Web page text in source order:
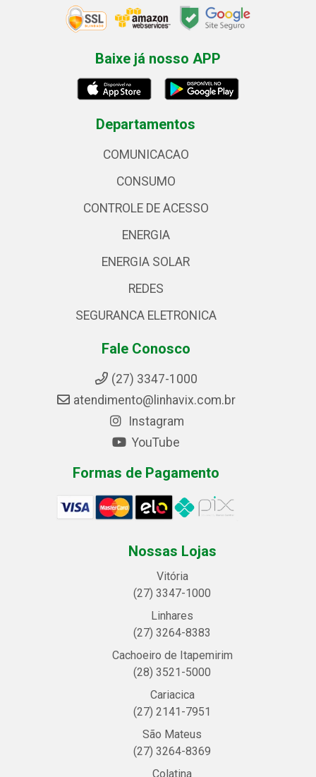
Baixe já nosso APP
Departamentos
COMUNICACAO
CONSUMO
CONTROLE DE ACESSO
ENERGIA
ENERGIA SOLAR
REDES
SEGURANCA ELETRONICA
Fale Conosco
(27) 3347-1000
atendimento@linhavix.com.br
Instagram
YouTube
Formas de Pagamento
Nossas Lojas
Vitória
(27) 3347-1000
Linhares
(27) 3264-8383
Cachoeiro de Itapemirim
(28) 3521-5000
Cariacica
(27) 2141-7951
São Mateus
(27) 3264-8369
Colatina